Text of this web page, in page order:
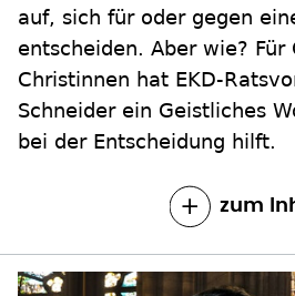
auf, sich für oder gegen
entscheiden. Aber wie? Für
Christinnen hat EKD-
Schneider ein Geistliches
bei der Entscheidung hilft.
zum